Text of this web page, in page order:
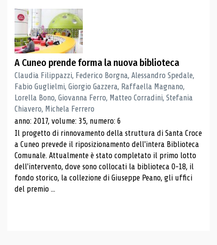
A Cuneo prende forma la nuova biblioteca
Claudia Filippazzi, Federico Borgna, Alessandro Spedale,
Fabio Guglielmi, Giorgio Gazzera, Raffaella Magnano,
Lorella Bono, Giovanna Ferro, Matteo Corradini, Stefania
Chiavero, Michela Ferrero
anno: 2017, volume: 35, numero: 6
Il progetto di rinnovamento della struttura di Santa Croce
a Cuneo prevede il riposizionamento dell'intera Biblioteca
Comunale. Attualmente è stato completato il primo lotto
dell'intervento, dove sono collocati la biblioteca 0-18, il
fondo storico, la collezione di Giuseppe Peano, gli uffici
del premio ...